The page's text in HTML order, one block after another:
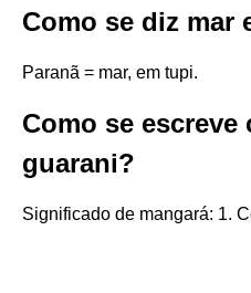
Como se diz mar
Paranã = mar, em tupi.
Como se escreve
guarani?
Significado de mangará: 1.